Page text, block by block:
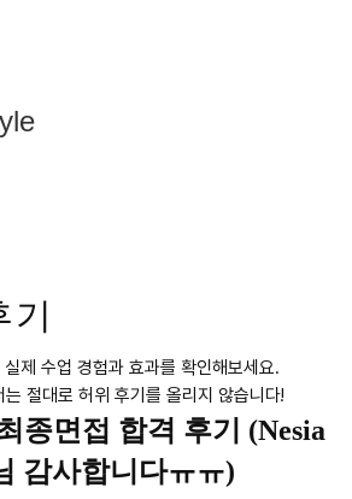
제 수업 경험과 효과를 확인해보세요.
절대로 허위 후기를 올리지 않습니다!
종면접 합격 후기 (Nesia
감사합니다ㅠㅠ)